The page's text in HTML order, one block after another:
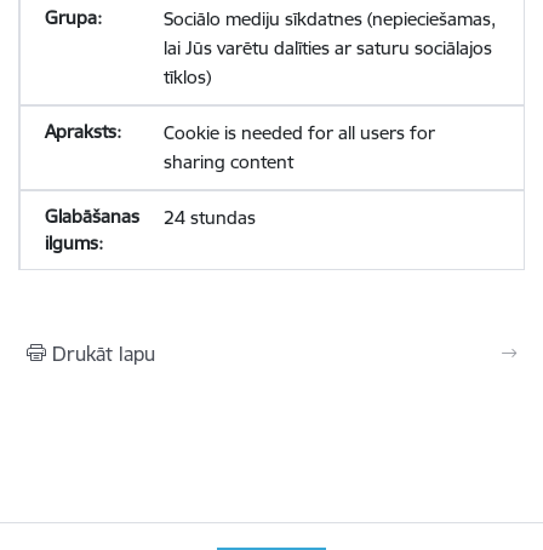
Sociālo mediju sīkdatnes (nepieciešamas,
lai Jūs varētu dalīties ar saturu sociālajos
tīklos)
Cookie is needed for all users for
sharing content
24 stundas
Drukāt lapu